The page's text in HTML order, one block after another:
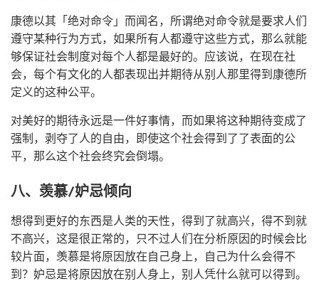
康德以其「绝对命令」而闻名，所谓绝对命令就是要求人们
遵守某种行为方式，如果所有人都遵守这些方式，那么就能
够保证社会制度对每个人都是最好的。应该说，在现在社
会，每个有文化的人都表现出并期待从别人那里得到康德所
定义的这种公平。
对美好的期待永远是一件好事情，而如果将这种期待变成了
强制，剥夺了人的自由，即使这个社会得到了了表面的公
平，那么这个社会终究会倒塌。
八、羡慕/妒忌倾向
想得到更好的东西是人类的天性，得到了就高兴，得不到就
不高兴，这是很正常的，只不过人们在分析原因的时候会比
较片面，羡慕是将原因放在自己身上，自己为什么会得不
到？妒忌是将原因放在别人身上，别人凭什么就可以得到。